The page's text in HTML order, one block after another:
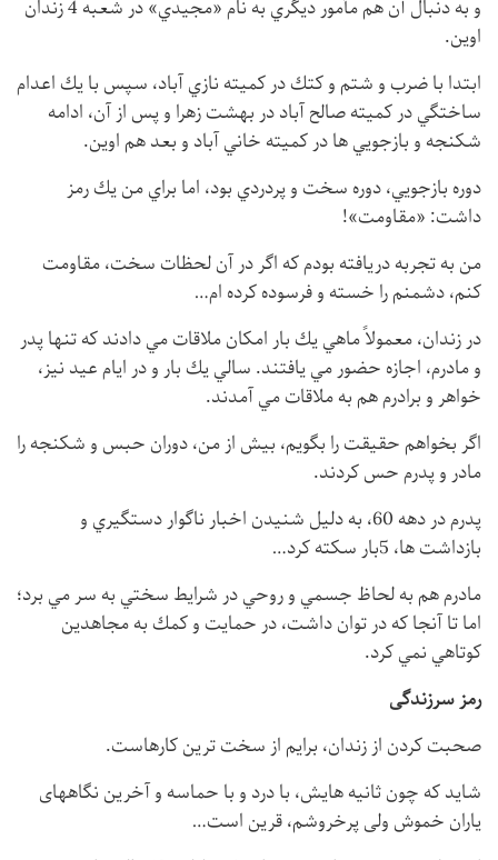
و به دنبال آن هم مأمور ديگري به نام «مجيدي» در شعبه 4 زندان
اوين.
ابتدا با ضرب و شتم و كتك در كميته نازي آباد، سپس با يك اعدام
ساختگي در كميته صالح آباد در بهشت زهرا و پس از آن، ادامه
شكنجه و بازجويي ها در كميته خاني آباد و بعد هم اوين.
دوره بازجويي، دوره سخت و پردردي بود، اما براي من يك رمز
داشت: «مقاومت»!
من به تجربه دريافته بودم كه اگر در آن لحظات سخت، مقاومت
كنم، دشمنم را خسته و فرسوده كرده ام…
در زندان، معمولاً ماهي يك بار امكان ملاقات مي دادند كه تنها پدر
و مادرم، اجازه حضور مي يافتند. سالي يك بار و در ايام عيد نيز،
خواهر و برادرم هم به ملاقات مي آمدند.
اگر بخواهم حقيقت را بگويم، بيش از من، دوران حبس و شكنجه را
مادر و پدرم حس كردند.
پدرم در دهه 60، به دليل شنيدن اخبار ناگوار دستگيري و
بازداشت ها، 5بار سكته كرد…
مادرم هم به لحاظ جسمي و روحي در شرايط سختي به سر مي برد؛
اما تا آنجا كه در توان داشت، در حمايت و كمك به مجاهدین
كوتاهي نمي كرد.
رمز سرزندگی
صحبت کردن از زندان، برایم از سخت ترين كارهاست.
شايد كه چون ثانيه هايش، با درد و با حماسه و آخرين نگاههای
یاران خموش ولی پرخروشم، قرين است…